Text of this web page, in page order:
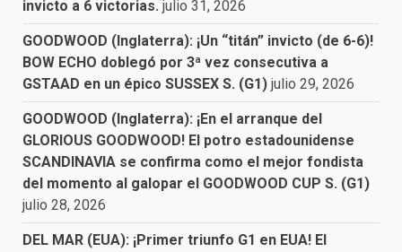
invicto a 6 victorias. julio 31, 2026
GOODWOOD (Inglaterra): ¡Un “titán” invicto (de 6-6)!
BOW ECHO doblegó por 3ª vez consecutiva a
GSTAAD en un épico SUSSEX S. (G1) julio 29, 2026
GOODWOOD (Inglaterra): ¡En el arranque del
GLORIOUS GOODWOOD! El potro estadounidense
SCANDINAVIA se confirma como el mejor fondista
del momento al galopar el GOODWOOD CUP S. (G1)
julio 28, 2026
DEL MAR (EUA): ¡Primer triunfo G1 en EUA! El